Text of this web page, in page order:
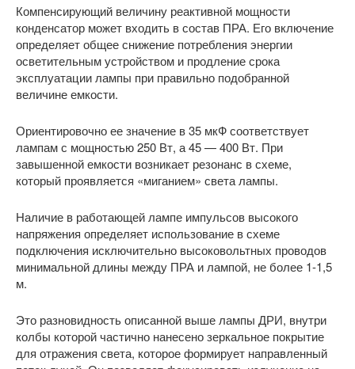
Компенсирующий величину реактивной мощности
конденсатор может входить в состав ПРА. Его включение
определяет общее снижение потребления энергии
осветительным устройством и продление срока
эксплуатации лампы при правильно подобранной
величине емкости.
Ориентировочно ее значение в 35 мкФ соответствует
лампам с мощностью 250 Вт, а 45 — 400 Вт. При
завышенной емкости возникает резонанс в схеме,
который проявляется «миганием» света лампы.
Наличие в работающей лампе импульсов высокого
напряжения определяет использование в схеме
подключения исключительно высоковольтных проводов
минимальной длины между ПРА и лампой, не более 1-1,5
м.
Это разновидность описанной выше лампы ДРИ, внутри
колбы которой частично нанесено зеркальное покрытие
для отражения света, которое формирует направленный